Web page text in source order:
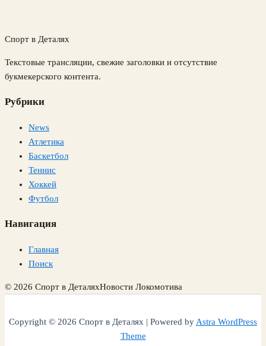
Спорт в Деталях
Текстовые трансляции, свежие заголовки и отсутствие
букмекерского контента.
Рубрики
News
Атлетика
Баскетбол
Теннис
Хоккей
Футбол
Навигация
Главная
Поиск
© 2026 Спорт в ДеталяхНовости Локомотива
Copyright © 2026 Спорт в Деталях | Powered byAstra WordPress
Theme